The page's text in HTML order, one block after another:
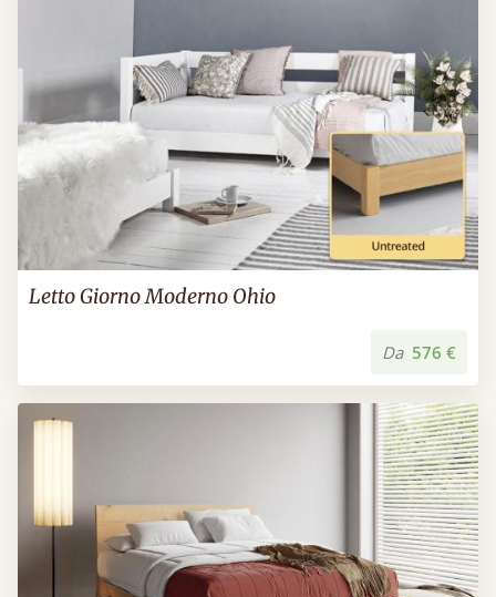
Letto Giorno Moderno Ohio
Da 576 €